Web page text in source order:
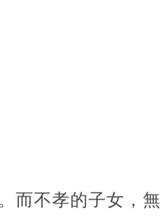
而不孝的子女，無